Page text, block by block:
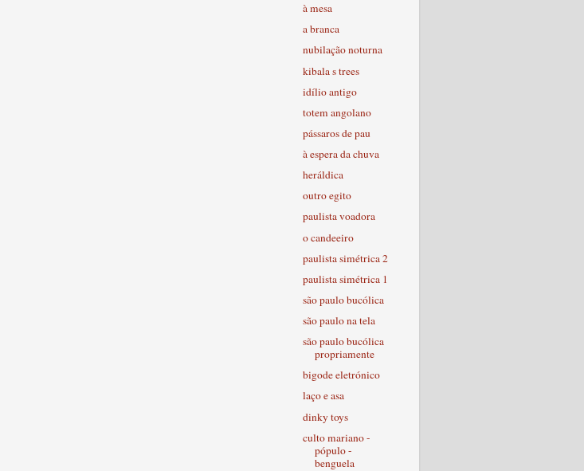
à mesa
a branca
nubilação noturna
kibala s trees
idílio antigo
totem angolano
pássaros de pau
à espera da chuva
heráldica
outro egito
paulista voadora
o candeeiro
paulista simétrica 2
paulista simétrica 1
são paulo bucólica
são paulo na tela
são paulo bucólica
propriamente
bigode eletrónico
laço e asa
dinky toys
culto mariano -
pópulo -
benguela